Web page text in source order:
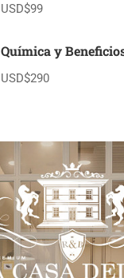
USD$99
Química y
USD$290